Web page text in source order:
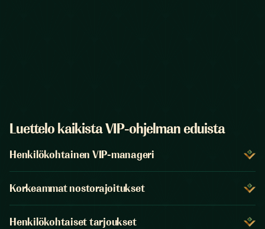
Luettelo kaikista VIP-ohjelman eduista
Henkilökohtainen VIP-manageri
Korkeammat nostorajoitukset
Henkilökohtaiset tarjoukset